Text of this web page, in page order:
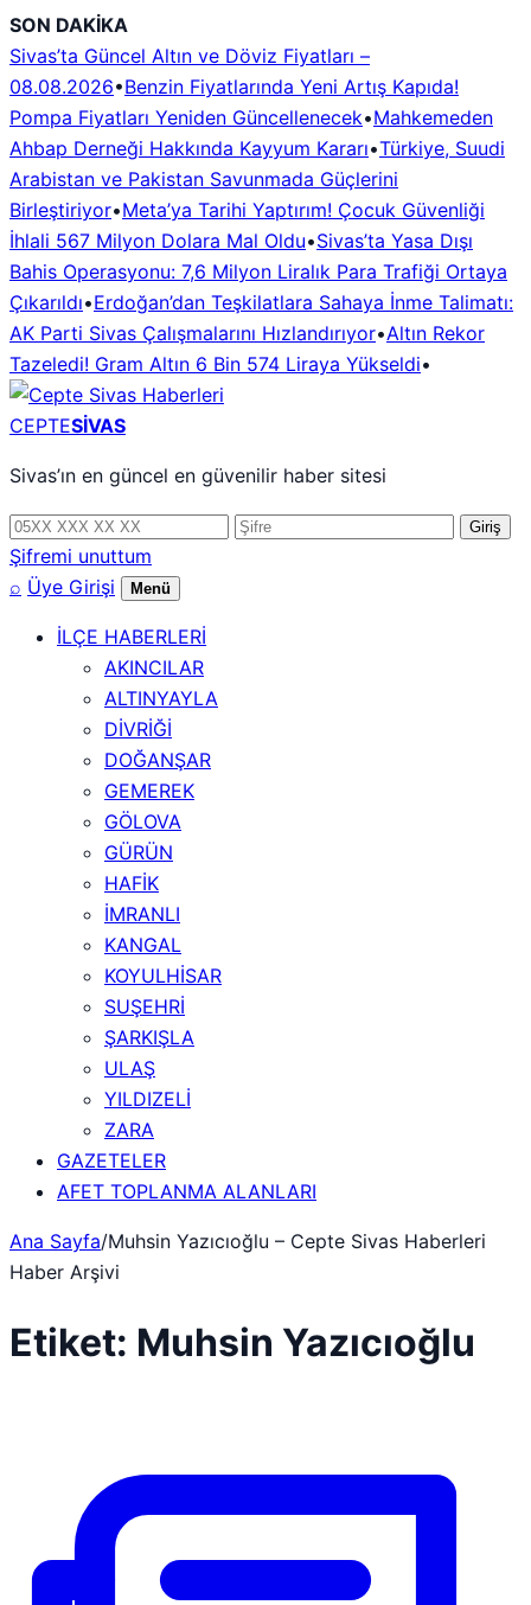
İçeriğe
geç
SON DAKİKA
Sivas’ta Güncel Altın ve Döviz Fiyatları –
08.08.2026•Benzin Fiyatlarında Yeni Artış Kapıda!
Pompa Fiyatları Yeniden Güncellenecek•Mahkemeden
Ahbap Derneği Hakkında Kayyum Kararı•Türkiye, Suudi
Arabistan ve Pakistan Savunmada Güçlerini
Birleştiriyor•Meta’ya Tarihi Yaptırım! Çocuk Güvenliği
İhlali 567 Milyon Dolara Mal Oldu•Sivas’ta Yasa Dışı
Bahis Operasyonu: 7,6 Milyon Liralık Para Trafiği Ortaya
Çıkarıldı•Erdoğan’dan Teşkilatlara Sahaya İnme Talimatı:
AK Parti Sivas Çalışmalarını Hızlandırıyor•Altın Rekor
Tazeledi! Gram Altın 6 Bin 574 Liraya Yükseldi•
CEPTESİVAS
Sivas’ın en güncel en güvenilir haber sitesi
Telefon
numarası
Şifre Giriş
Şifremi unuttum
⌕ Üye Girişi Menü
İLÇE HABERLERİ
AKINCILAR
ALTINYAYLA
DİVRİĞİ
DOĞANŞAR
GEMEREK
GÖLOVA
GÜRÜN
HAFİK
İMRANLI
KANGAL
KOYULHİSAR
SUŞEHRİ
ŞARKIŞLA
ULAŞ
YILDIZELİ
ZARA
GAZETELER
AFET TOPLANMA ALANLARI
Ana Sayfa/Muhsin Yazıcıoğlu – Cepte Sivas Haberleri
Haber Arşivi
Etiket: Muhsin Yazıcıoğlu